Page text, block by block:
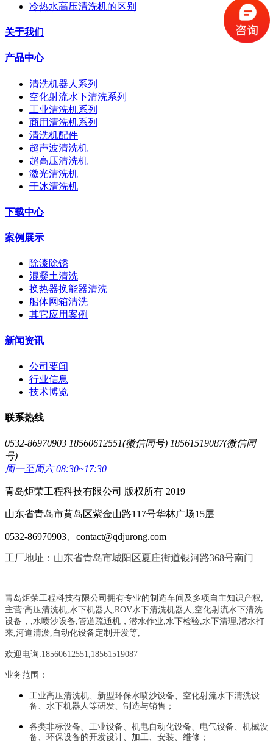
冷热水高压清洗机的区别
关于我们
产品中心
清洗机器人系列
空化射流水下清洗系列
工业清洗机系列
商用清洗机系列
清洗机配件
超声波清洗机
超高压清洗机
激光清洗机
干冰清洗机
下载中心
案例展示
除漆除锈
混凝土清洗
换热器换能器清洗
船体网箱清洗
其它应用案例
新闻资讯
公司要闻
行业信息
技术博览
联系热线
0532-86970903 18560612551(微信同号) 18561519087(微信同
号)
周一至周六 08:30~17:30
青岛炬荣工程科技有限公司 版权所有 2019
山东省青岛市黄岛区紫金山路117号华林广场15层
0532-86970903、contact@qdjurong.com
工厂地址：山东省青岛市城阳区夏庄街道银河路368号南门
青岛炬荣工程科技有限公司拥有专业的制造车间及多项自主知识产权,
主营:高压清洗机,水下机器人,ROV水下清洗机器人,空化射流水下清洗
设备， ,水喷沙设备,管道疏通机 ， 潜水作业,水下检验,水下清理,潜水打
来,河道清淤,自动化设备定制开发等,
欢迎电询:18560612551,18561519087
业务范围：
工业高压清洗机、新型环保水喷沙设备、空化射流水下清洗设
备、水下机器人等研发、制造与销售；
各类非标设备、工业设备、机电自动化设备、电气设备、机械设
备、环保设备的开发设计、加工、安装、维修；